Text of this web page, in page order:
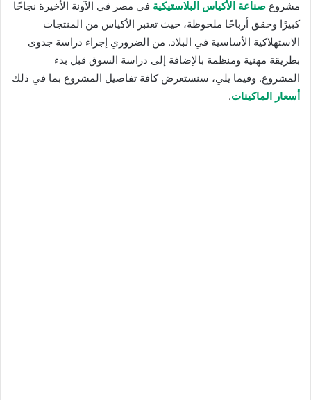
مشروع صناعة الأكياس البلاستيكية في مصر في الآونة الأخيرة نجاحًا
كبيرًا وحقق أرباحًا ملحوظة، حيث تعتبر الأكياس من المنتجات
الاستهلاكية الأساسية في البلاد. من الضروري إجراء دراسة جدوى
بطريقة مهنية ومنظمة بالإضافة إلى دراسة السوق قبل بدء
المشروع. وفيما يلي، سنستعرض كافة تفاصيل المشروع بما في ذلك
أسعار الماكينات.